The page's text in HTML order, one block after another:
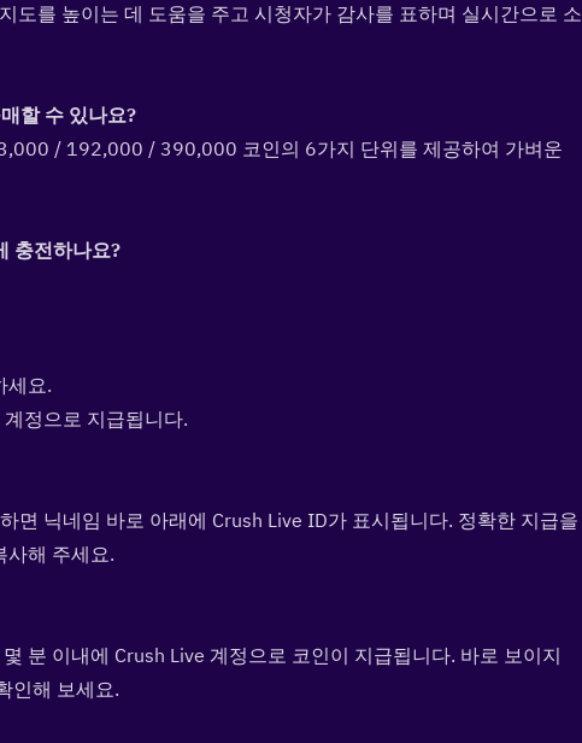
도를 높이는 데 도움을 주고 시청자가 감사를 표하며 실시간으로 소
할 수 있나요?
/ 192,000 / 390,000 코인의 6가지 단위를 제공하여 가벼운
충전하나요?
세요.
정으로 지급됩니다.
면 닉네임 바로 아래에 Crush Live ID가 표시됩니다. 정확한 지급을
사해 주세요.
분 이내에 Crush Live 계정으로 코인이 지급됩니다. 바로 보이지
인해 보세요.